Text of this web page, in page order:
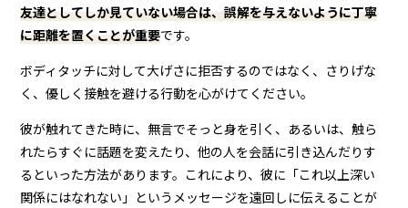
友達としてしか見ていない場合は、誤解を与えないように丁寧
に距離を置くことが重要です。
ボディタッチに対して大げさに拒否するのではなく、さりげな
く、優しく接触を避ける行動を心がけてください。
彼が触れてきた時に、無言でそっと身を引く、あるいは、触ら
れたらすぐに話題を変えたり、他の人を会話に引き込んだりす
るといった方法があります。これにより、彼に「これ以上深い
関係にはなれない」というメッセージを遠回しに伝えることが